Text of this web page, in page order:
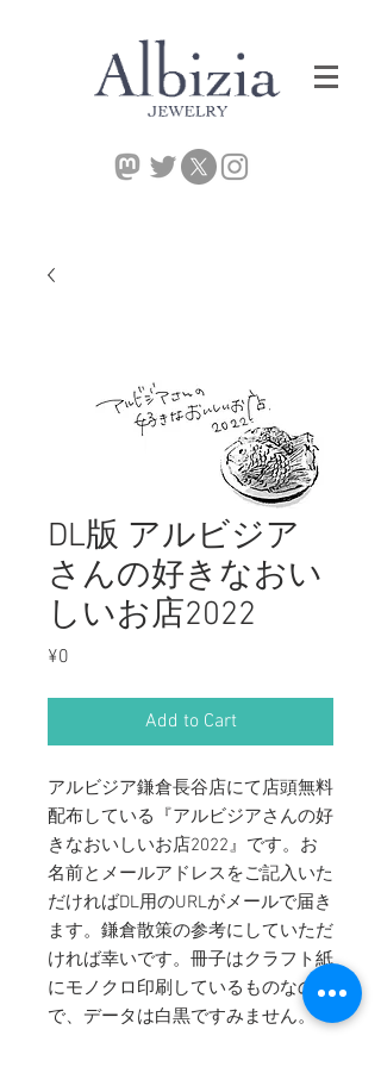
DL版 アルビジア
さんの好きなおい
しいお店2022
¥0
Add to Cart
アルビジア鎌倉長谷店にて店頭無料
配布している『アルビジアさんの好
きなおいしいお店2022』です。お
名前とメールアドレスをご記入いた
だければDL用のURLがメールで届き
ます。鎌倉散策の参考にしていただ
ければ幸いです。冊子はクラフト紙
にモノクロ印刷しているものなの
で、データは白黒ですみません。